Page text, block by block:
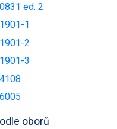
ed. 2
1
2
3
oborů